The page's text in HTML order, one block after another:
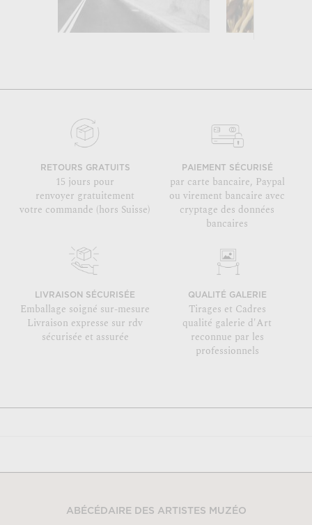
RETOURS GRATUITS
15 jours pour
renvoyer gratuitement
votre commande (hors Suisse)
PAIEMENT SÉCURISÉ
par carte bancaire, Paypal
ou virement bancaire avec
cryptage des données
bancaires
LIVRAISON SÉCURISÉE
Emballage soigné sur-mesure
Livraison expresse sur rdv
sécurisée et assurée
QUALITÉ GALERIE
Tirages et Cadres
qualité galerie d'Art
reconnue par les
professionnels
ABÉCÉDAIRE DES ARTISTES MUZÉO